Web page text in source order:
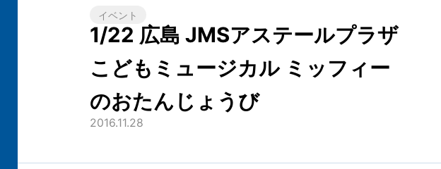
イベント
1/22 広島 JMSアステールプラザ
こどもミュージカル ミッフィー
のおたんじょうび
2016.11.28